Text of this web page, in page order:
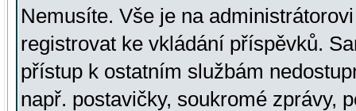
Nemusíte. Vše je na
registrovat ke vkládání příspěvků.
přístup k ostatním službám
např. postavičky, soukromé zprávy,